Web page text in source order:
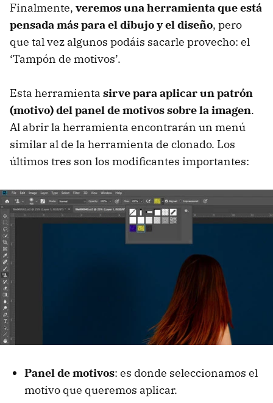
Finalmente, veremos una herramienta que está
pensada más para el dibujo y el diseño, pero
que tal vez algunos podáis sacarle provecho: el
‘Tampón de motivos’.
Esta herramienta sirve para aplicar un patrón
(motivo) del panel de motivos sobre la imagen.
Al abrir la herramienta encontrarán un menú
similar al de la herramienta de clonado. Los
últimos tres son los modificantes importantes:
Panel de motivos: es donde seleccionamos el
motivo que queremos aplicar.